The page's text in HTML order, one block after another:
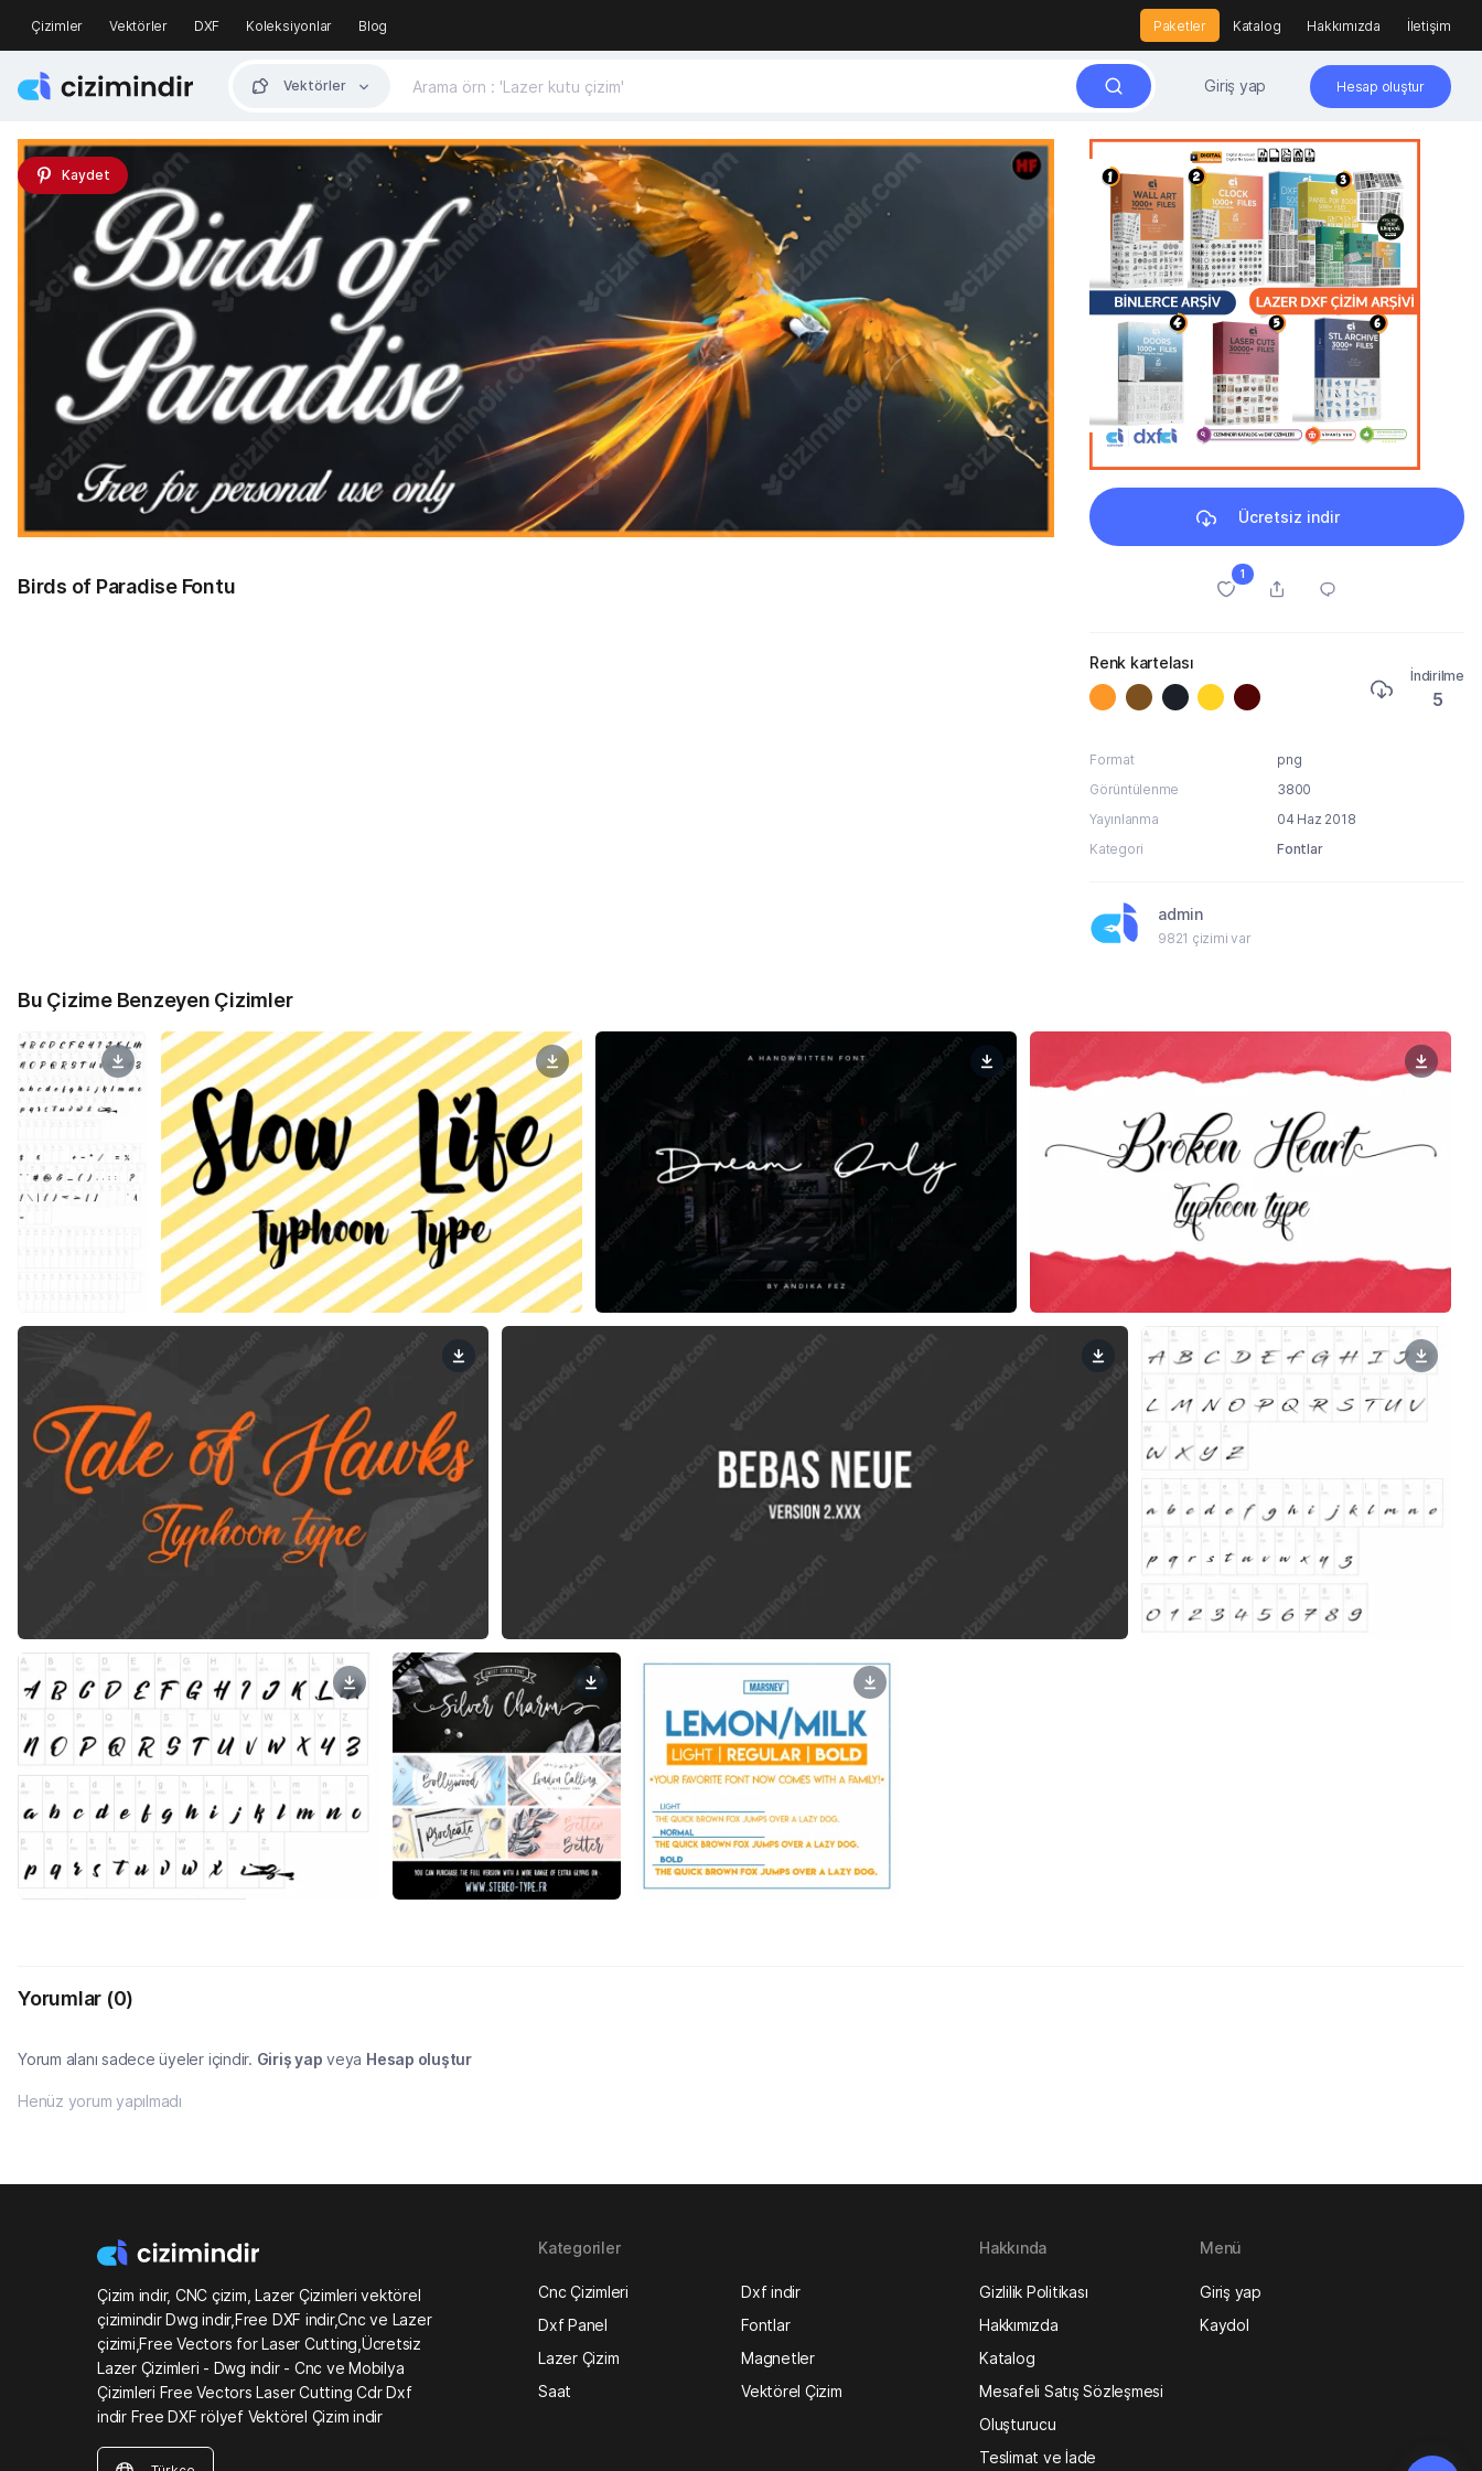
Çizimler Vektörler DXF Koleksiyonlar Blog Paketler Katalog Hakkımızda İletişim
Vektörler Giriş yap Hesap oluştur
Kaydet
Birds of Paradise Fontu
Ücretsiz indir
1
Renk kartelası
İndirilme
5
Format
png
Görüntülenme
3800
Yayınlanma
04 Haz 2018
Kategori
Fontlar
admin
9821 çizimi var
Bu Çizime Benzeyen Çizimler
Yorumlar (0)
Yorum alanı sadece üyeler içindir. Giriş yap veya Hesap oluştur
Henüz yorum yapılmadı
Çizim indir, CNC çizim, Lazer Çizimleri vektörel
çizimindir Dwg indir,Free DXF indir,Cnc ve Lazer
çizimi,Free Vectors for Laser Cutting,Ücretsiz
Lazer Çizimleri - Dwg indir - Cnc ve Mobilya
Çizimleri Free Vectors Laser Cutting Cdr Dxf
indir Free DXF rölyef Vektörel Çizim indir
Kategoriler
Cnc Çizimleri
Dxf indir
Dxf Panel
Fontlar
Lazer Çizim
Magnetler
Saat
Vektörel Çizim
Hakkında
Gizlilik Politikası
Hakkımızda
Katalog
Mesafeli Satış Sözleşmesi
Oluşturucu
Teslimat ve İade
Menü
Giriş yap
Kaydol